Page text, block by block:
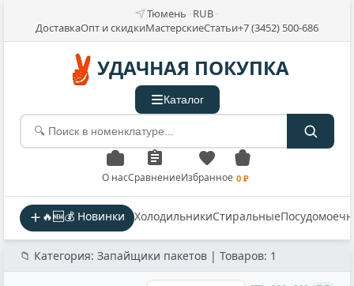
Тюмень RUB
ДоставкаОпт и скидкиМастерскиеСтатьи+7 (3452) 500-686
УДАЧНАЯ ПОКУПКА
Каталог
О насСравнениеИзбранное 0 ₽
🔥🆕💰 Новинки ХолодильникиСтиральные
📁 Категория: Запайщики пакетов | Товаров: 1